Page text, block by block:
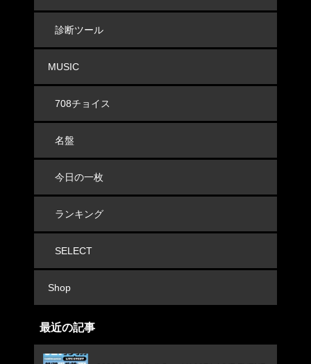
診断ツール
MUSIC
708チョイス
名盤
今日の一枚
ランキング
SELECT
Shop
最近の記事